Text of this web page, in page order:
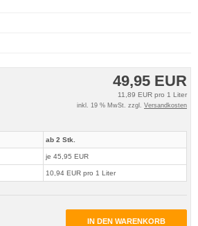
49,95 EUR
11,89 EUR pro 1 Liter
inkl. 19 % MwSt. zzgl. Versandkosten
ab 2 Stk.
je 45,95 EUR
10,94 EUR pro 1 Liter
IN DEN WARENKORB